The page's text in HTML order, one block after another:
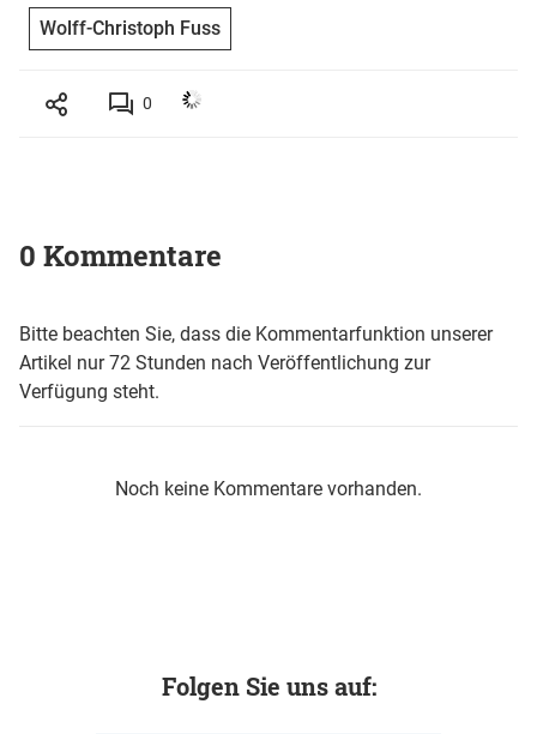
Wolff-Christoph Fuss
0
0 Kommentare
Bitte beachten Sie, dass die Kommentarfunktion unserer
Artikel nur 72 Stunden nach Veröffentlichung zur
Verfügung steht.
Noch keine Kommentare vorhanden.
Folgen Sie uns auf: